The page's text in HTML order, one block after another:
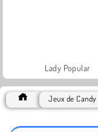
Lady Popular
Jeux de Candy